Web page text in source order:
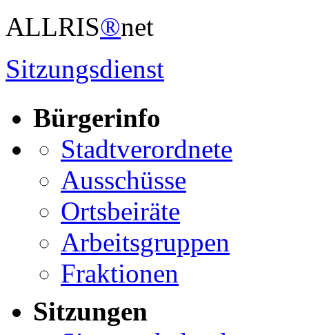
ALLRIS®net
Sitzungsdienst
Bürgerinfo
Stadtverordnete
Ausschüsse
Ortsbeiräte
Arbeitsgruppen
Fraktionen
Sitzungen